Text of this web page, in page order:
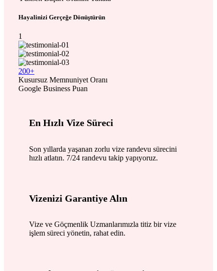
Hayalinizi Gerçeğe Dönüştürün
1
200+
Kusursuz Memnuniyet Oranı
Google Business Puan
En Hızlı Vize Süreci
Son yıllarda yaşanan zorlu vize randevu sürecini
hızlı atlatın. 7/24 randevu takip yapıyoruz.
Vizenizi Garantiye Alın
Vize ve Göçmenlik Uzmanlarımızla titiz bir vize
işlem süreci yönetin, rahat edin.